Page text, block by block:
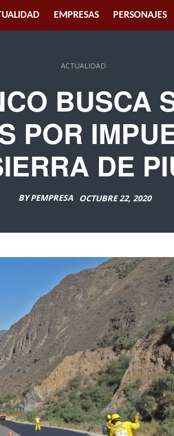
EMPRESAS PERSONAJES
ACTUALIDAD
BUSCA
POR
DE
BYPEMPRESA OCTUBRE 22, 2020